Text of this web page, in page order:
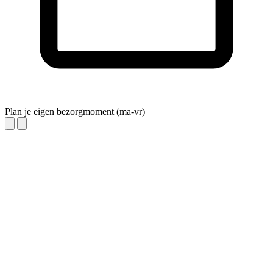
Plan je eigen bezorgmoment (ma-vr)